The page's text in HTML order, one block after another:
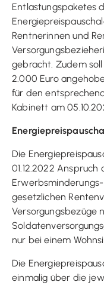
Entlastungspaketes
Rentnerinnen und
gebracht. Zudem
2.000 Euro
für den
Kabinett am
Die
01.12.2022 Anspruch
gesetzlichen
Versorgungsbezüge
nur bei einem
Die
einmalig über die